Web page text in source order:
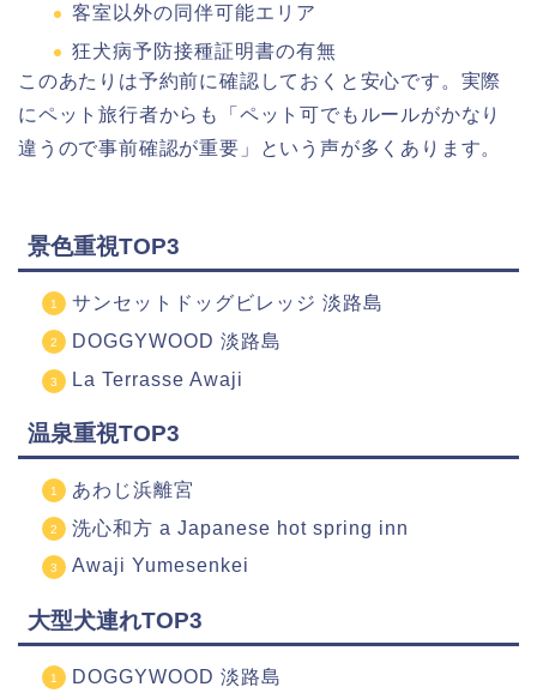
客室以外の同伴可能エリア
狂犬病予防接種証明書の有無
このあたりは予約前に確認しておくと安心です。実際
にペット旅行者からも「ペット可でもルールがかなり
違うので事前確認が重要」という声が多くあります。
景色重視TOP3
サンセットドッグビレッジ 淡路島
DOGGYWOOD 淡路島
La Terrasse Awaji
温泉重視TOP3
あわじ浜離宮
洗心和方 a Japanese hot spring inn
Awaji Yumesenkei
大型犬連れTOP3
DOGGYWOOD 淡路島